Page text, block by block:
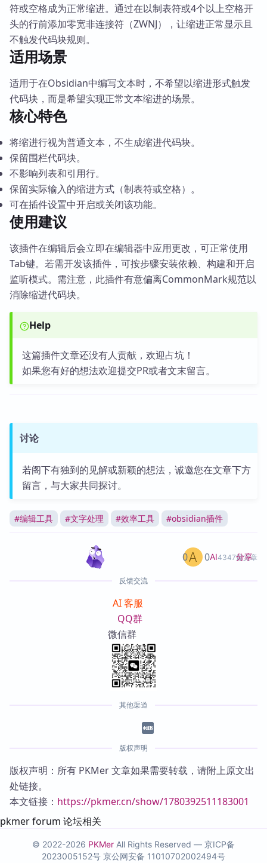
符或空格成为正常缩进。通过在以制表符或4个以上空格开
头的行前添加零宽非连接符（ZWNJ），让缩进正常显示且
不触发代码块规则。
适用场景
适用于在Obsidian中编写文本时，不希望以缩进形式触发
代码块，而是希望实现正常文本缩进的场景。
核心特色
将缩进行视为普通文本，不生成缩进代码块。
保留围栏代码块。
不影响列表和引用行。
保留实际输入的缩进方式（制表符或空格）。
可在插件设置中开启或关闭该功能。
使用建议
该插件在编辑后会立即在编辑器中应用更改，可正常使用
Tab键。若需开发该插件，可按步骤安装依赖、构建和开启
监听模式。需注意，此插件有意偏离CommonMark规范以
消除缩进代码块。
Help
这篇插件文章还没有人贡献，欢迎占坑！
如果您有好的想法欢迎提交PR或者文末留言。
讨论
若阁下有独到的见解或新颖的想法，诚邀您在文章下方
留言，与大家共同探讨。
#编辑工具 #文字处理 #效率工具 #obsidian插件
AI4347篇文章
0 0 分享
反馈交流
AI 客服
QQ群
微信群
其他渠道
版权声明
版权声明：所有 PKMer 文章如果需要转载，请附上原文出
处链接。
本文链接： https://pkmer.cn/show/1780392511183001
pkmer forum 论坛相关
© 2022-2026 PKMer All Rights Reserved — 京ICP备
2023005152号 京公网安备 11010702002494号